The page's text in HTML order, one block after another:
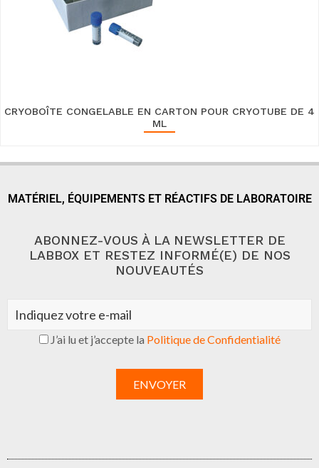
CRYOBOÎTE CONGELABLE EN CARTON POUR CRYOTUBE DE 4
ML
MATÉRIEL, ÉQUIPEMENTS ET RÉACTIFS DE LABORATOIRE
ABONNEZ-VOUS À LA NEWSLETTER DE
LABBOX ET RESTEZ INFORMÉ(E) DE NOS
NOUVEAUTÉS
J’ai lu et j’accepte la Politique de Confidentialité